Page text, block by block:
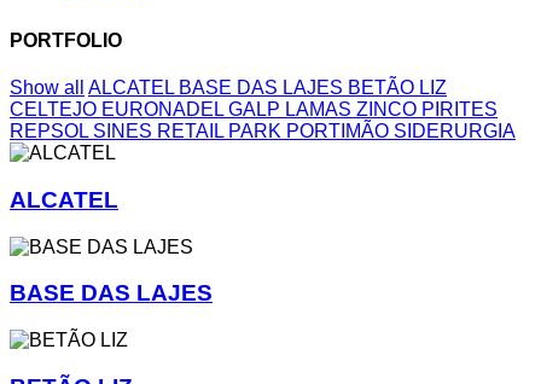
PORTFOLIO
Show all ALCATEL BASE DAS LAJES BETÃO LIZ
CELTEJO EURONADEL GALP LAMAS ZINCO PIRITES
REPSOL SINES RETAIL PARK PORTIMÃO SIDERURGIA
ALCATEL
BASE DAS LAJES